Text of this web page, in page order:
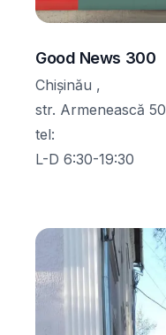
Good News 300
Chișinău ,
str. Armenească 50
tel:
L-D 6:30-19:30